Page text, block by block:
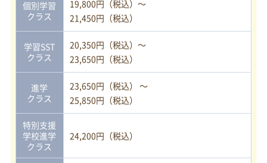
個別学習
クラス
19,800円（税込）～
21,450円（税込）
学習SST
クラス
20,350円（税込）～
23,650円（税込）
進学
クラス
23,650円（税込） ～
25,850円（税込）
特別支援
学校進学
クラス
24,200円（税込）